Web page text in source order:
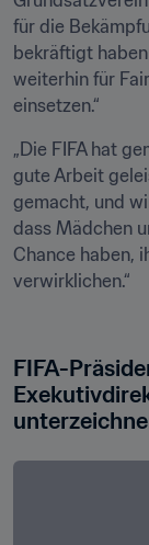
für die
bekräftigt
weiterhin für
einsetzen.“
„Die FIFA hat
gute Arbeit
gemacht, und
dass Mädchen
Chance haben,
verwirklichen.“
FIFA-